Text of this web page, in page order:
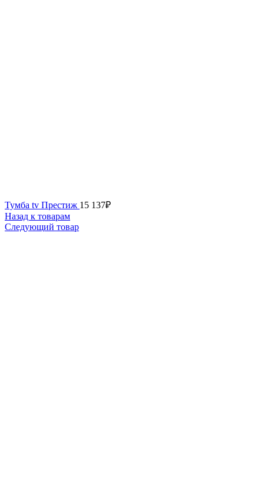
Тумба tv Престиж 15 137₽
Назад к товарам
Следующий товар